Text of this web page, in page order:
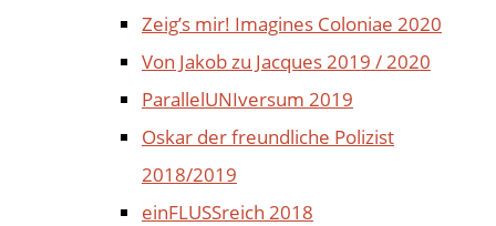
Zeig’s mir! Imagines Coloniae 2020
Von Jakob zu Jacques 2019 / 2020
ParallelUNIversum 2019
Oskar der freundliche Polizist
2018/2019
einFLUSSreich 2018